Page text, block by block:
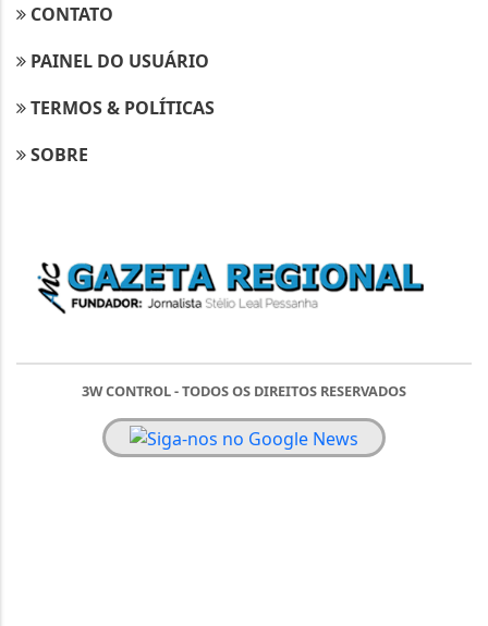
CONTATO
PAINEL DO USUÁRIO
TERMOS & POLÍTICAS
SOBRE
3W CONTROL - TODOS OS DIREITOS RESERVADOS